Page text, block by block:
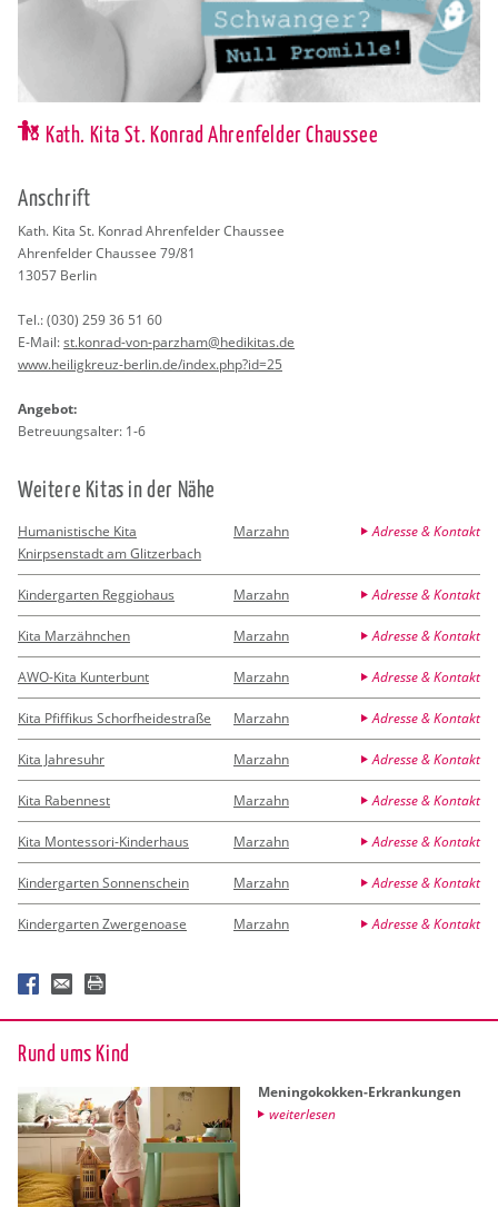
Kath. Kita St. Konrad Ahrenfelder Chaussee
An­schrift
Kath. Kita St. Kon­rad Ah­ren­fel­der Chaus­see
Ah­ren­fel­der Chaus­see 79/81
13057 Ber­lin
Tel.:(030) 259 36 51 60
E-Mail:st.​konrad-von-par­z­ham@​hedikitas.​de
www.​heiligkreuz-​berlin.​de/​index.​php?​id=25
An­ge­bot:
Be­treu­ungs­al­ter: 1-6
Wei­te­re Kitas in der Nähe
Humanistische Kita
Knirpsenstadt am Glitzerbach
Marzahn Adresse & Kontakt
Kindergarten Reggiohaus Marzahn Adresse & Kontakt
Kita Marzähnchen Marzahn Adresse & Kontakt
AWO-Kita Kunterbunt Marzahn Adresse & Kontakt
Kita Pfiffikus Schorfheidestraße Marzahn Adresse & Kontakt
Kita Jahresuhr Marzahn Adresse & Kontakt
Kita Rabennest Marzahn Adresse & Kontakt
Kita Montessori-Kinderhaus Marzahn Adresse & Kontakt
Kindergarten Sonnenschein Marzahn Adresse & Kontakt
Kindergarten Zwergenoase Marzahn Adresse & Kontakt
Rund ums Kind
Me­nin­go­kok­ken-Er­kran­kun­gen
wei­ter­le­sen